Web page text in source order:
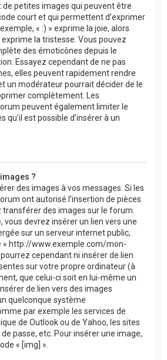
de petites images qui peuvent être
court et qui permettent d’exprimer
« :) » exprime la joie, alors
exprime la tristesse. Vous pouvez
des émoticônes depuis le
Essayez cependant de ne pas
elles peuvent rapidement rendre
un modérateur pourrait décider de le
complètement. Les
peuvent également limiter le
qu’il est possible d’insérer à un
?
des images à vos messages. Si les
ont autorisé l’insertion de pièces
des images sur le forum.
vous devrez insérer un lien vers une
sur un serveur internet public,
« http://www.exemple.com/mon-
cependant ni insérer de lien
sur votre propre ordinateur (à
que celui-ci soit en lui-même un
de lien vers des images
quelconque système
par exemple les services de
de Outlook ou de Yahoo, les sites
passe, etc. Pour insérer une image,
« [img] ».